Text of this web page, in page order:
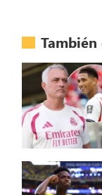
También